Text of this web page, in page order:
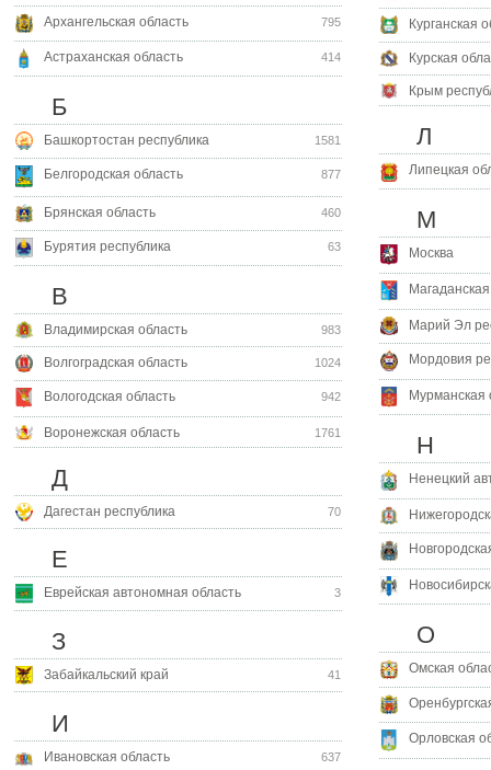
Архангельская область 795
Астраханская область 414
Б
Башкортостан республика 1581
Белгородская область 877
Брянская область 460
Бурятия республика 63
В
Владимирская область 983
Волгоградская область 1024
Вологодская область 942
Воронежская область 1761
Д
Дагестан республика 70
Е
Еврейская автономная область 3
З
Забайкальский край 41
И
Ивановская область 637
Курганская
Курская
Крым
Л
Липецкая
М
Москва
Марий Эл
Мордовия
Мурманская
Н
Ненецкий
О
Омская
Орловская